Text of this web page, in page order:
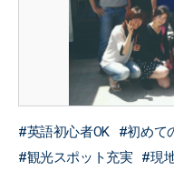
英語初心者OK 初めて
観光スポット充実
現